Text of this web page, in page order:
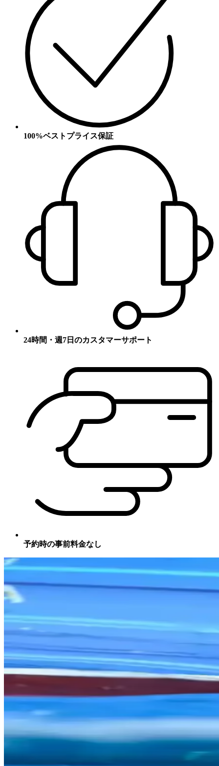
100%ベストプライス保証
24時間・週7日のカスタマーサポート
予約時の事前料金なし